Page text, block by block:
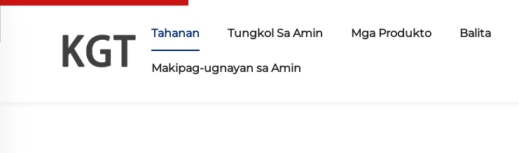
Tahanan Tungkol Sa Amin Mga Produkto Balita
Makipag-ugnayan sa Amin